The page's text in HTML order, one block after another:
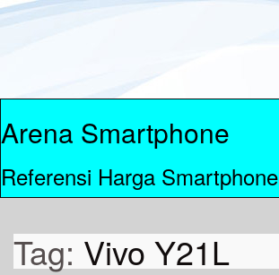
Arena Smartphone
Referensi Harga
Tag: Vivo Y21L